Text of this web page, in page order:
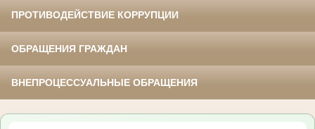
ПРОТИВОДЕЙСТВИЕ КОРРУПЦИИ
ОБРАЩЕНИЯ ГРАЖДАН
ВНЕПРОЦЕССУАЛЬНЫЕ ОБРАЩЕНИЯ